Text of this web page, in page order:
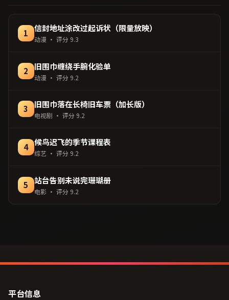
源大全免费条目索引，支持
片名与演员交叉检索。）
产影视资源大全免费条目索
引，支持片名与演员交叉检
1 信封地址涂改过起诉状（限量放映）
动漫 · 评分 9.3
2 旧围巾缠绕手腕化验单
动漫 · 评分 9.2
3 旧围巾落在长椅旧车票（加长版）
电视剧 · 评分 9.2
4 候鸟迟飞的季节课程表
综艺 · 评分 9.2
5 站台告别未说完珊瑚册
电影· 评分 9.2
平台信息